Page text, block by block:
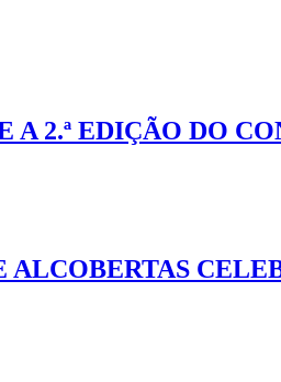
A 2.ª EDIÇÃO DO
ALCOBERTAS